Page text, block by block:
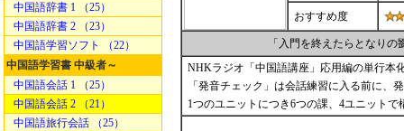
中国語辞書 1 （25）
中国語辞書 2 （23）
中国語学習ソフト （22）
中国語学習書 中級者～
中国語会話 1 （25）
中国語会話 2 （21）
中国語旅行会話 （25）
おすすめ度
「入門を終えたらとなり
NHKラジオ「中国語講座」応用編の単行本
「発音チェック」は会話練習に入る前に、
1つのユニットにつき6つの課、4ユニット